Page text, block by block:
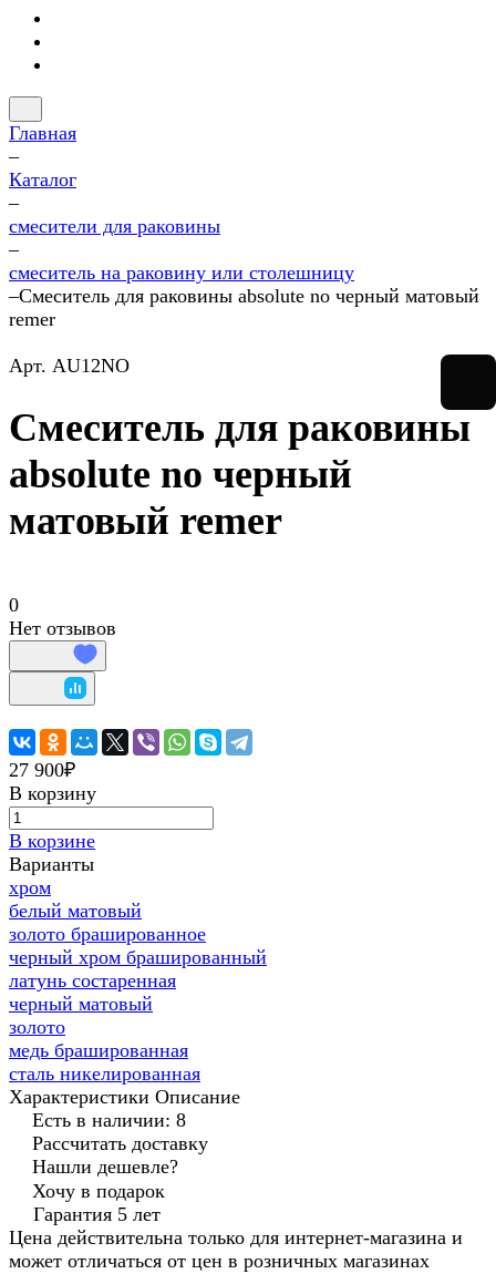
Главная
–
Каталог
–
смесители для раковины
–
смеситель на раковину или столешницу
–Смеситель для раковины absolute no черный матовый
remer
Арт. AU12NO
Смеситель для раковины
absolute no черный
матовый remer
0
Нет отзывов
27 900₽
В корзину
В корзине
Варианты
хром
белый матовый
золото брашированное
черный хром брашированный
латунь состаренная
черный матовый
золото
медь брашированная
сталь никелированная
Характеристики Описание
Есть в наличии: 8
Рассчитать доставку
Нашли дешевле?
Хочу в подарок
Гарантия 5 лет
Цена действительна только для интернет-магазина и
может отличаться от цен в розничных магазинах